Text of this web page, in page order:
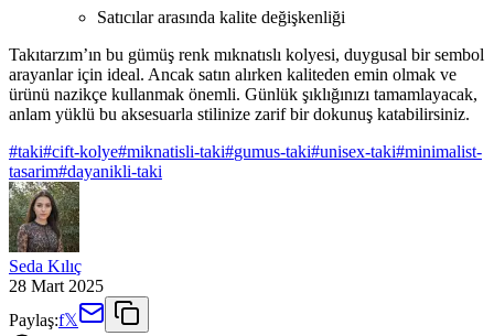
Satıcılar arasında kalite değişkenliği
Takıtarzım’ın bu gümüş renk mıknatıslı kolyesi, duygusal bir sembol
arayanlar için ideal. Ancak satın alırken kaliteden emin olmak ve
ürünü nazikçe kullanmak önemli. Günlük şıklığınızı tamamlayacak,
anlam yüklü bu aksesuarla stilinize zarif bir dokunuş katabilirsiniz.
#taki#cift-kolye#miknatisli-taki#gumus-taki#unisex-taki#minimalist-
tasarim#dayanikli-taki
Seda Kılıç
28 Mart 2025
Paylaş:f𝕏